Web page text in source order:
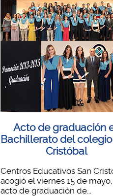
Acto de graduación
Bachillerato del
Cristóbal
Centros Educativos San
acogió el viernes 15 de
acto de graduación de...